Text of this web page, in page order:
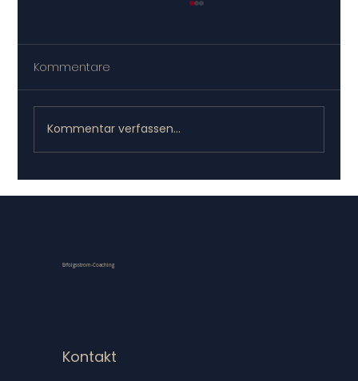
Papier schlägt Posteingang:
Kommentare
Kommentar verfassen...
Erfolgsstrom-Coaching
Kontakt